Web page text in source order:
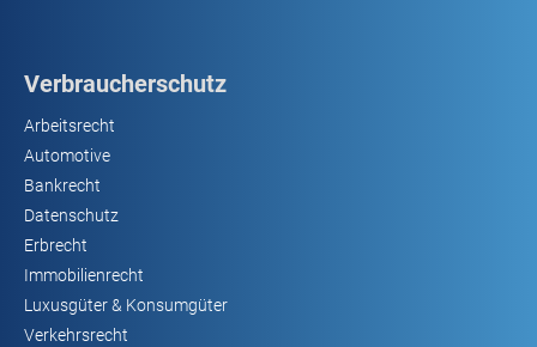
Verbraucherschutz
Arbeitsrecht
Automotive
Bankrecht
Datenschutz
Erbrecht
Immobilienrecht
Luxusgüter & Konsumgüter
Verkehrsrecht